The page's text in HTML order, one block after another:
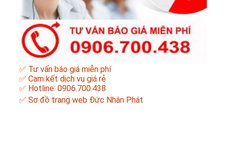
✅ Tư vấn báo giá miễn phí
✅ Cam kết dịch vụ giá rẻ
✅ Hotline: 0906.700.438
✅ Sơ đồ trang web Đức Nhân Phát